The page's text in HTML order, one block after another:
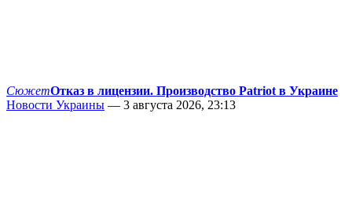
СюжетОтказ в лицензии. Производство Patriot в Украине
Новости Украины — 3 августа 2026, 23:13